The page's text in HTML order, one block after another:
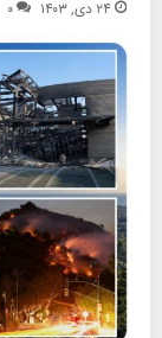
۲۴ دی, ۱۴۰۳ ۰